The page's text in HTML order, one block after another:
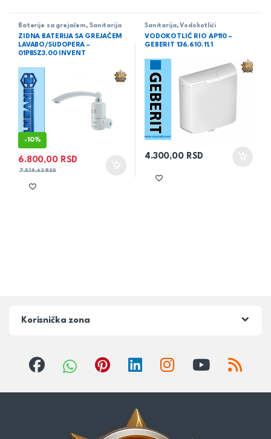
Baterije sa grejačem , Sanitarija
ZIDNA BATERIJA SA GREJAČEM
LAVABO/SUDOPERA –
01PBSZ3.00 INVENT
-10%
6.800,00 RSD
7.539,62RSD
Sanitarija,Vodokotlići
VODOKOTLIĆ RIO AP110 –
GEBERIT 136.610.11.1
4.300,00 RSD
Korisnička zona